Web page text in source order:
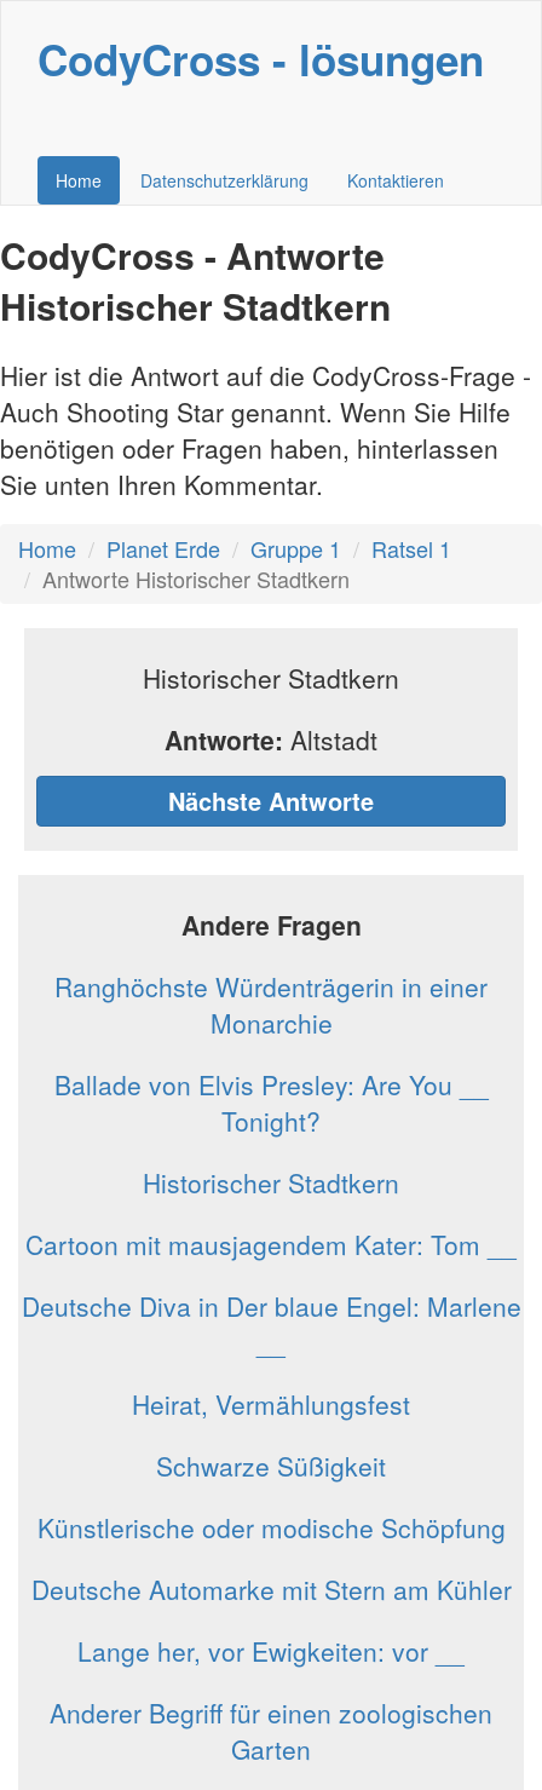
CodyCross - lösungen
Home Datenschutzerklärung Kontaktieren
CodyCross - Antworte
Historischer Stadtkern
Hier ist die Antwort auf die CodyCross-Frage -
Auch Shooting Star genannt. Wenn Sie Hilfe
benötigen oder Fragen haben, hinterlassen
Sie unten Ihren Kommentar.
Home Planet Erde Gruppe 1
Ratsel 1
Antworte Historischer Stadtkern
Historischer Stadtkern
Antworte: Altstadt
Nächste Antworte
Andere Fragen
Ranghöchste Würdenträgerin in einer
Monarchie
Ballade von Elvis Presley: Are You __
Tonight?
Historischer Stadtkern
Cartoon mit mausjagendem Kater: Tom __
Deutsche Diva in Der blaue Engel: Marlene
Heirat, Vermählungsfest
Schwarze Süßigkeit
Künstlerische oder modische Schöpfung
Deutsche Automarke mit Stern am Kühler
Lange her, vor Ewigkeiten: vor __
Anderer Begriff für einen zoologischen
Garten